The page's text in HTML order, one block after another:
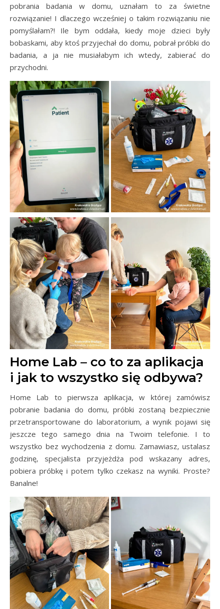
pobrania badania w domu, uznałam to za świetne
rozwiązanie! I dlaczego wcześniej o takim rozwiązaniu nie
pomyślałam?! Ile bym oddała, kiedy moje dzieci były
bobaskami, aby ktoś przyjechał do domu, pobrał próbki do
badania, a ja nie musiałabym ich wtedy, zabierać do
przychodni.
Home Lab – co to za aplikacja
i jak to wszystko się odbywa?
Home Lab to pierwsza aplikacja, w której zamówisz
pobranie badania do domu, próbki zostaną bezpiecznie
przetransportowane do laboratorium, a wynik pojawi się
jeszcze tego samego dnia na Twoim telefonie. I to
wszystko bez wychodzenia z domu. Zamawiasz, ustalasz
godzinę, specjalista przyjeżdża pod wskazany adres,
pobiera próbkę i potem tylko czekasz na wyniki. Proste?
Banalne!